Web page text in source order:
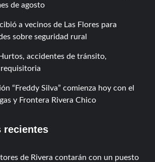
de agosto
a vecinos de Las Flores para
sobre seguridad rural
accidentes de tránsito,
“Freddy Silva” comienza hoy con el
y Frontera Rivera Chico
recientes
de Rivera contarán con un puesto